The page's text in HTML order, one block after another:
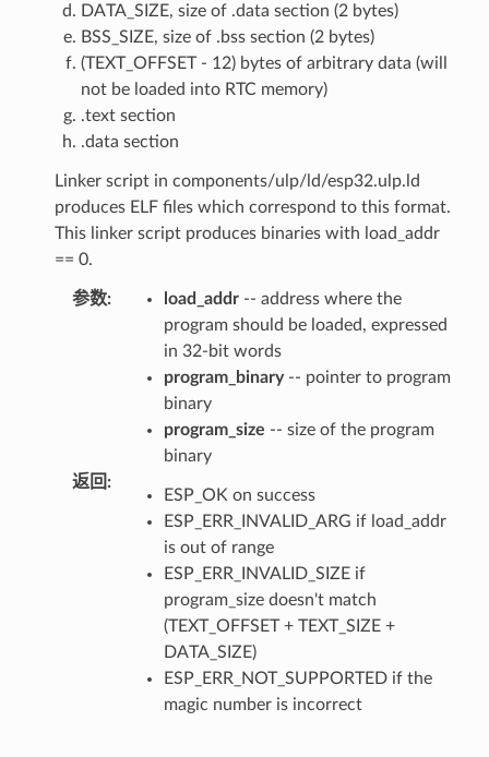
DATA_SIZE, size of .data section (2 bytes)
BSS_SIZE, size of .bss section (2 bytes)
(TEXT_OFFSET - 12) bytes of arbitrary data (will
not be loaded into RTC memory)
.text section
.data section
Linker script in components/ulp/ld/esp32.ulp.ld
produces ELF files which correspond to this format.
This linker script produces binaries with load_addr
== 0.
参数: load_addr-- address where the
program should be loaded, expressed
in 32-bit words
program_binary-- pointer to program
binary
program_size -- size of the program
binary
返回 :
ESP_OK on success
ESP_ERR_INVALID_ARG if load_addr
is out of range
ESP_ERR_INVALID_SIZE if
program_size doesn't match
(TEXT_OFFSET + TEXT_SIZE +
DATA_SIZE)
ESP_ERR_NOT_SUPPORTED if the
magic number is incorrect